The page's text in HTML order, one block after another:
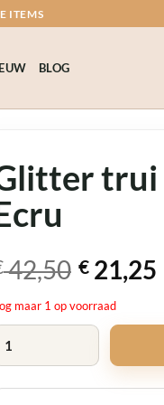
ITEMS
BLOG
trui
42,50
€ 42,50.
€ 21,25
€ 21,25.
maar 1 op voorraad
trui opstaande kraag